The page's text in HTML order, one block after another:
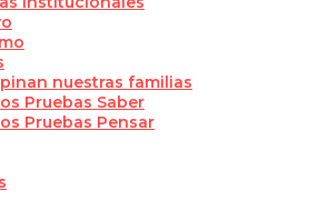
nuestras familias
Pruebas Saber
Pruebas Pensar